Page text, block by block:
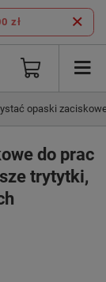
zł
opaski
do prac
trytytki,